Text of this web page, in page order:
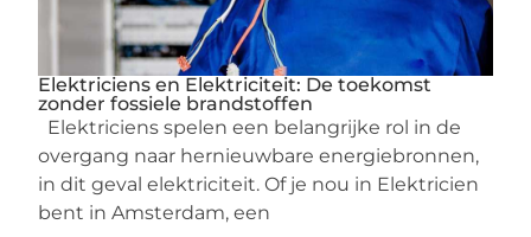
Elektriciens en Elektriciteit: De toekomst
zonder fossiele brandstoffen
Elektriciens spelen een belangrijke rol in de
overgang naar hernieuwbare energiebronnen,
in dit geval elektriciteit. Of je nou in Elektricien
bent in Amsterdam, een